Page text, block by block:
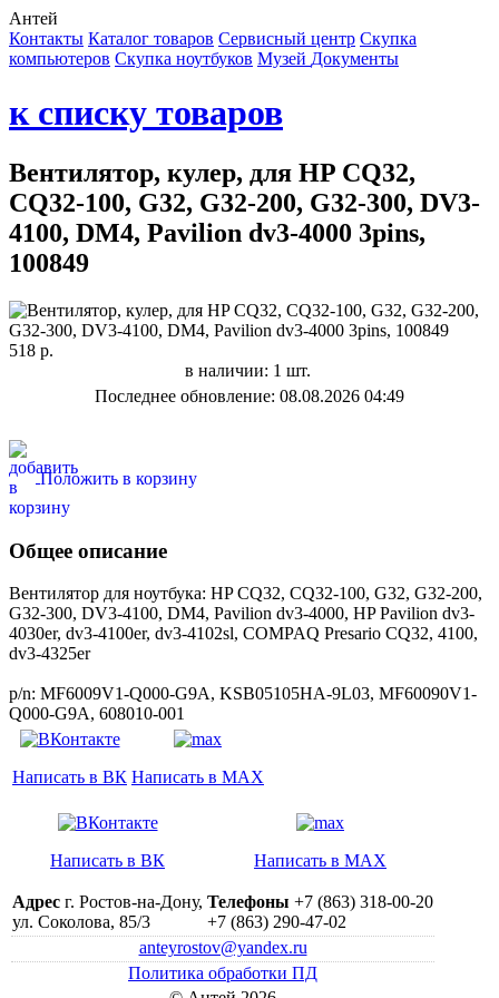
Антей
Контакты Каталог товаров Сервисный центр Cкупка
компьютеров Cкупка ноутбуков Музей Документы
к списку товаров
Вентилятор, кулер, для HP CQ32,
CQ32-100, G32, G32-200, G32-300, DV3-
4100, DM4, Pavilion dv3-4000 3pins,
100849
518 р.
в наличии: 1 шт.
Последнее обновление: 08.08.2026 04:49
Положить в корзину
Общее описание
Вентилятор для ноутбука: HP CQ32, CQ32-100, G32, G32-200,
G32-300, DV3-4100, DM4, Pavilion dv3-4000, HP Pavilion dv3-
4030er, dv3-4100er, dv3-4102sl, COMPAQ Presario CQ32, 4100,
dv3-4325er
p/n: MF6009V1-Q000-G9A, KSB05105HA-9L03, MF60090V1-
Q000-G9A, 608010-001
Написать в ВК Написать в MAX
Написать в ВК Написать в MAX
Адрес г. Ростов-на-Дону,
ул. Соколова, 85/3
Телефоны +7 (863) 318-00-20
+7 (863) 290-47-02
anteyrostov@yandex.ru
Политика обработки ПД